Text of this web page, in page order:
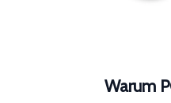
Warum